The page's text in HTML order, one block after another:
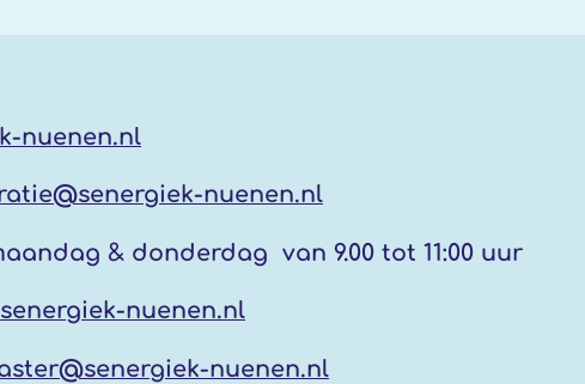
nuenen.nl
nuenen.nl
& donderdag van 9.00 tot 11:00 uur
nuenen.nl
nuenen.nl